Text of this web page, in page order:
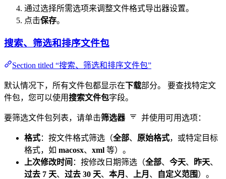
通过选择所需选项来调整文件格式导出器设置。
点击保存。
搜索、筛选和排序文件包
Section titled “搜索、筛选和排序文件包”
默认情况下，所有文件包都显示在下载部分。 要查找特定文
件包，您可以使用搜索文件包字段。
要筛选文件包列表，请单击筛选器 并使用可用选项：
格式：按文件格式筛选（全部、 原始格式，或特定目标
格式，如 macosx、 xml 等）。
上次修改时间 ：按修改日期筛选（全部、 今天、 昨天、
过去 7 天、 过去 30 天、 本月 、 上月 、 自定义范围）。